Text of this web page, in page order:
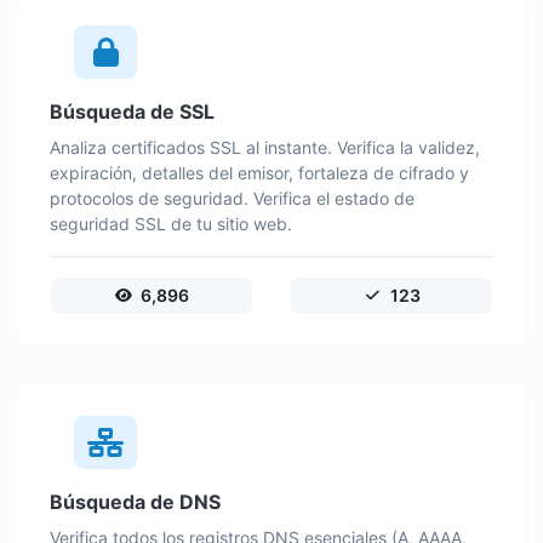
Búsqueda de SSL
Analiza certificados SSL al instante. Verifica la validez,
expiración, detalles del emisor, fortaleza de cifrado y
protocolos de seguridad. Verifica el estado de
seguridad SSL de tu sitio web.
6,896 123
Búsqueda de DNS
Verifica todos los registros DNS esenciales (A, AAAA,